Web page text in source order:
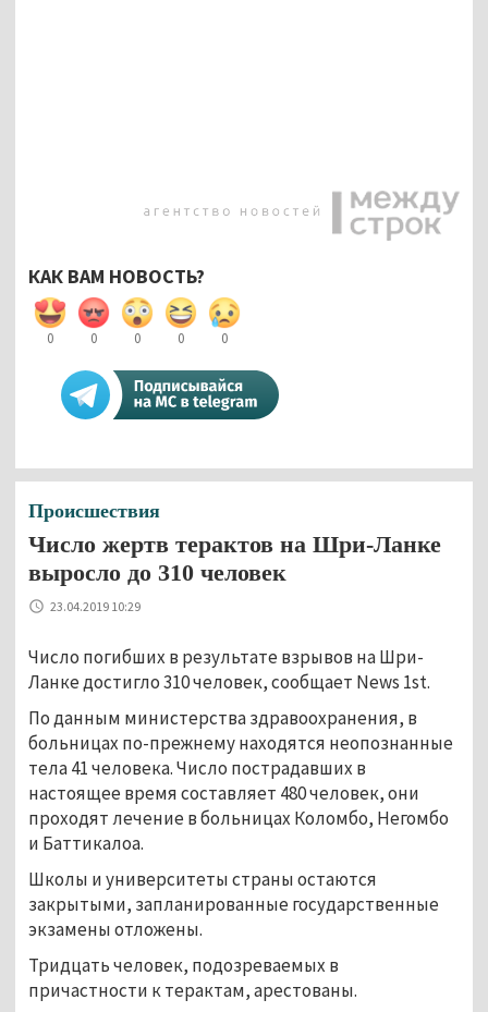
КАК ВАМ НОВОСТЬ?
0 0 0 0 0
Происшествия
Число жертв терактов на Шри-Ланке
выросло до 310 человек
23.04.2019 10:29
Число погибших в результате взрывов на Шри-
Ланке достигло 310 человек, сообщает News 1st.
По данным министерства здравоохранения, в
больницах по-прежнему находятся неопознанные
тела 41 человека. Число пострадавших в
настоящее время составляет 480 человек, они
проходят лечение в больницах Коломбо, Негомбо
и Баттикалоа.
Школы и университеты страны остаются
закрытыми, запланированные государственные
экзамены отложены.
Тридцать человек, подозреваемых в
причастности к терактам, арестованы.